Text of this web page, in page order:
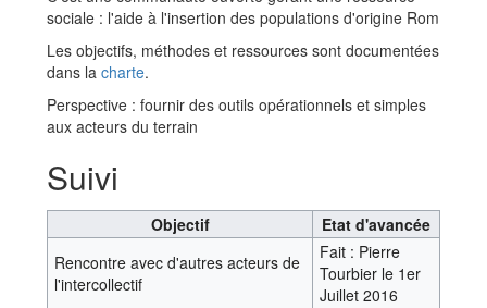
sociale : l'aide à l'insertion des populations d'origine Rom
Les objectifs, méthodes et ressources sont documentées
dans la charte.
Perspective : fournir des outils opérationnels et simples
aux acteurs du terrain
Suivi
Objectif
Etat d'avancée
Rencontre avec d'autres acteurs de
l'intercollectif
Fait : Pierre
Tourbier le 1er
Juillet 2016